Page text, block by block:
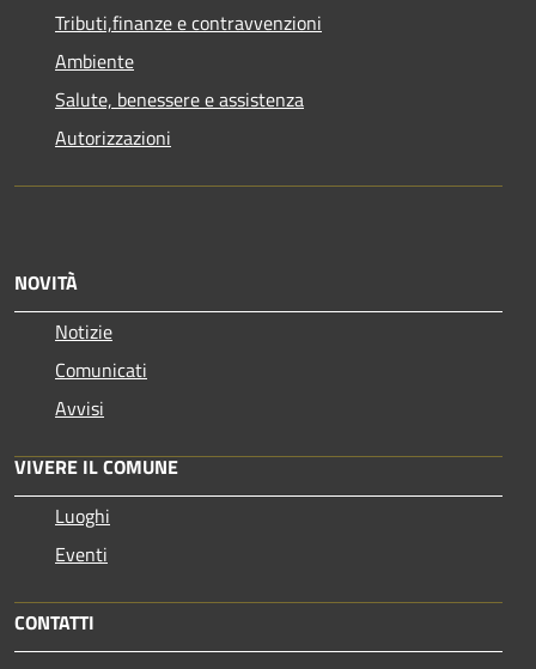
Tributi,finanze e contravvenzioni
Ambiente
Salute, benessere e assistenza
Autorizzazioni
NOVITÀ
Notizie
Comunicati
Avvisi
VIVERE IL COMUNE
Luoghi
Eventi
CONTATTI